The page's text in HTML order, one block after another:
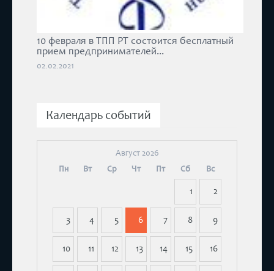
10 февраля в ТПП РТ состоится бесплатный
прием предпринимателей...
02.02.2021
Календарь событий
Август 2026
Пн
Вт Ср Чт Пт Сб Вс
1 2
3 4 5 6 7 8 9
10 11 12 13 14 15 16